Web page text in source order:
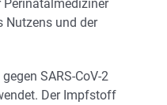
Perinatalmediziner
Nutzens und der
SARS-CoV-2
Der Impfstoff